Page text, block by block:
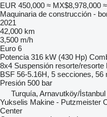
EUR 450,000 ≈ MX$8,978,000
Maquinaria de construcción -
2021
42,000 km
3,500 m/h
Euro 6
Potencia 316 kW (430 Hp)
8x4 Suspensión resorte/resorte
BSF 56-5.16H, 5 secciones, 56
Presión 500 bar
Turquía, Arnavutköy/İstanbul
Yukselis Makine - Putzmeister
Center